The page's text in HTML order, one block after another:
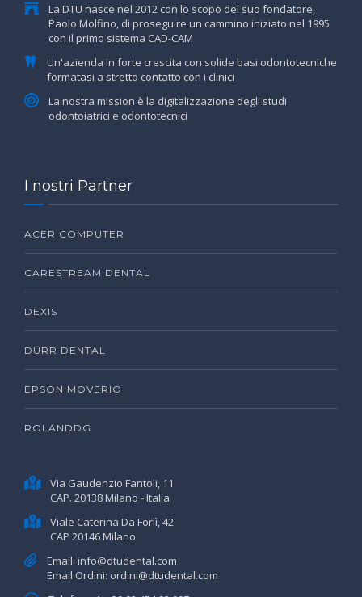
La DTU nasce nel 2012 con lo scopo del suo fondatore,
Paolo Molfino, di proseguire un cammino iniziato nel 1995
con il primo sistema CAD-CAM
Un'azienda in forte crescita con solide basi odontotecniche
formatasi a stretto contatto con i clinici
La nostra mission è la digitalizzazione degli studi
odontoiatrici e odontotecnici
I nostri Partner
ACER COMPUTER
CARESTREAM DENTAL
DEXIS
DÜRR DENTAL
EPSON MOVERIO
ROLANDDG
Via Gaudenzio Fantoli, 11
CAP. 20138 Milano - Italia
Viale Caterina Da Forlì, 42
CAP 20146 Milano
Email: info@dtudental.com
Email Ordini: ordini@dtudental.com